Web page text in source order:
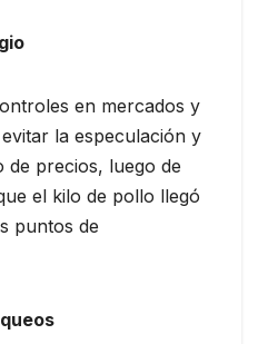
en mercados y
la especulación y
de precios, luego de
el kilo de pollo llegó
puntos de